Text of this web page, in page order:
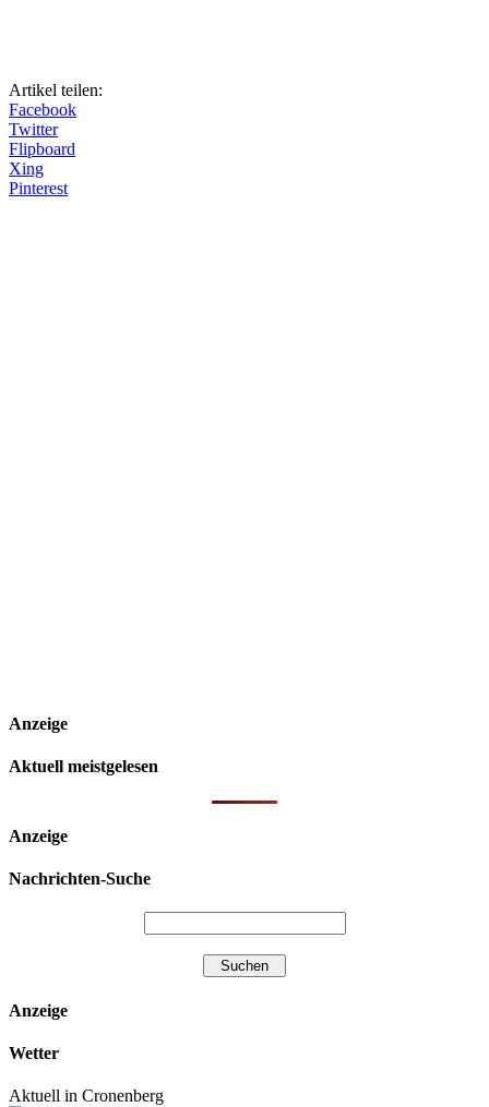
Artikel teilen:
Facebook
Twitter
Flipboard
Xing
Pinterest
Anzeige
Aktuell meistgelesen
Anzeige
Nachrichten-Suche
Anzeige
Wetter
Aktuell in Cronenberg